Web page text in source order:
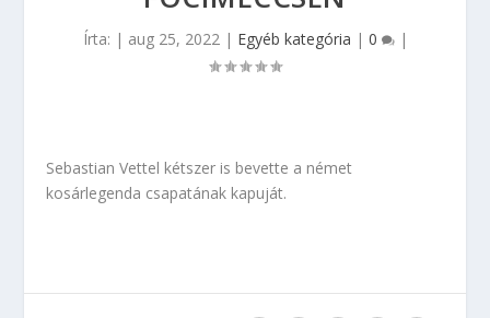
Írta: | aug 25, 2022| Egyéb kategória | 0 |
Sebastian Vettel kétszer is bevette a német
kosárlegenda csapatának kapuját.